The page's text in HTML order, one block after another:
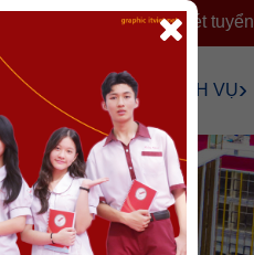
RSS Xét tuyển
›
›
›
›
›
HỌC SINH› DỊCH VỤ›